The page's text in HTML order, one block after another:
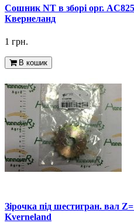
Сошник NT в зборі орг.
Квернеланд
1 грн.
В кошик
Зірочка під шестигран. вал
Kverneland